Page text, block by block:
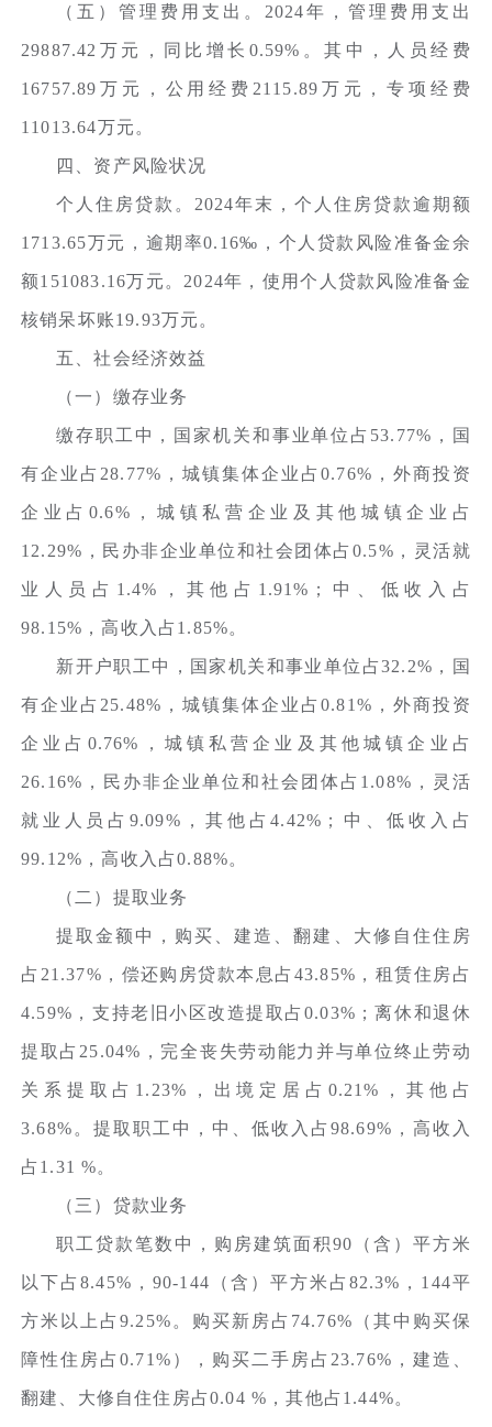
（五）管理费用支出。2024年，管理费用支出
29887.42万元，同比增长0.59%。其中，人员经费
16757.89万元，公用经费2115.89万元，专项经费
11013.64万元。
四、资产风险状况
个人住房贷款。2024年末，个人住房贷款逾期额
1713.65万元，逾期率0.16‰，个人贷款风险准备金余
额151083.16万元。2024年，使用个人贷款风险准备金
核销呆坏账19.93万元。
五、社会经济效益
（一）缴存业务
缴存职工中，国家机关和事业单位占53.77%，国
有企业占28.77%，城镇集体企业占0.76%，外商投资
企业占0.6%，城镇私营企业及其他城镇企业占
12.29%，民办非企业单位和社会团体占0.5%，灵活就
业人员占1.4%，其他占1.91%；中、低收入占
98.15%，高收入占1.85%。
新开户职工中，国家机关和事业单位占32.2%，国
有企业占25.48%，城镇集体企业占0.81%，外商投资
企业占0.76%，城镇私营企业及其他城镇企业占
26.16%，民办非企业单位和社会团体占1.08%，灵活
就业人员占9.09%，其他占4.42%；中、低收入占
99.12%，高收入占0.88%。
（二）提取业务
提取金额中，购买、建造、翻建、大修自住住房
占21.37%，偿还购房贷款本息占43.85%，租赁住房占
4.59%，支持老旧小区改造提取占0.03%；离休和退休
提取占25.04%，完全丧失劳动能力并与单位终止劳动
关系提取占1.23%，出境定居占0.21%，其他占
3.68%。提取职工中，中、低收入占98.69%，高收入
占1.31 %。
（三）贷款业务
职工贷款笔数中，购房建筑面积90（含）平方米
以下占8.45%，90-144（含）平方米占82.3%，144平
方米以上占9.25%。购买新房占74.76%（其中购买保
障性住房占0.71%），购买二手房占23.76%，建造、
翻建、大修自住住房占0.04 %，其他占1.44%。